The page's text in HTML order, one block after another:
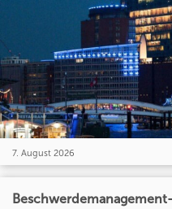
7. August 2026